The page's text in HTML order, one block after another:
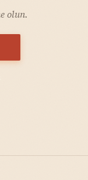
olun.